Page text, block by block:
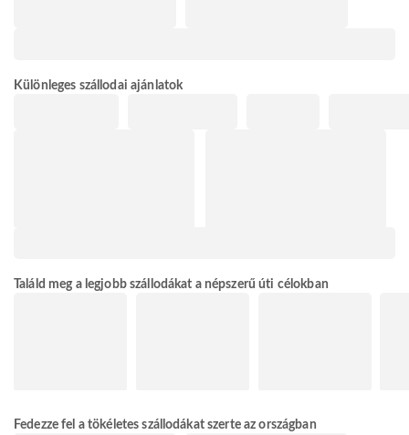
Különleges szállodai ajánlatok
Találd meg a legjobb szállodákat a népszerű úti célokban
Fedezze fel a tökéletes szállodákat szerte az országban